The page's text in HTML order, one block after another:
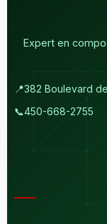
Expert en
📍382 Boulevard
📞450-668-2755